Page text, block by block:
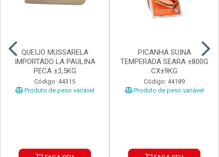
QUEIJO MUSSARELA
IMPORTADO LA PAULINA
PECA ±3,5KG
Código: 44315
Produto de peso variável
PICANHA SUINA
TEMPERADA SEARA ±800G
CX±9KG
Código: 44189
Produto de peso variável